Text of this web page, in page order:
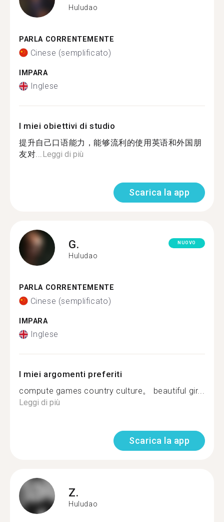
Huludao
PARLA CORRENTEMENTE
Cinese (semplificato)
IMPARA
Inglese
I miei obiettivi di studio
提升自己口语能力，能够流利的使用英语和外国朋
友对...Leggi di più
Scarica la app
G.
Huludao
NUOVO
PARLA CORRENTEMENTE
Cinese (semplificato)
IMPARA
Inglese
I miei argomenti preferiti
compute games country culture。 beautiful gir...
Leggi di più
Scarica la app
Z.
Huludao